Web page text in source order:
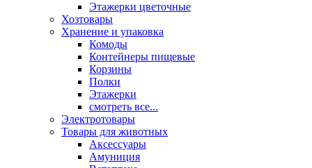
Этажерки цветочные
Хозтовары
Хранение и упаковка
Комоды
Контейнеры пищевые
Корзины
Полки
Этажерки
смотреть все...
Электротовары
Товары для животных
Аксессуары
Амуниция